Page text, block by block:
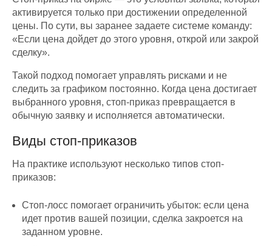
активируется только при достижении определенной
цены. По сути, вы заранее задаете системе команду:
«Если цена дойдет до этого уровня, открой или закрой
сделку».
Такой подход помогает управлять рисками и не
следить за графиком постоянно. Когда цена достигает
выбранного уровня, стоп-приказ превращается в
обычную заявку и исполняется автоматически.
Виды стоп-приказов
На практике используют несколько типов стоп-
приказов:
Стоп-лосс помогает ограничить убыток: если цена
идет против вашей позиции, сделка закроется на
заданном уровне.